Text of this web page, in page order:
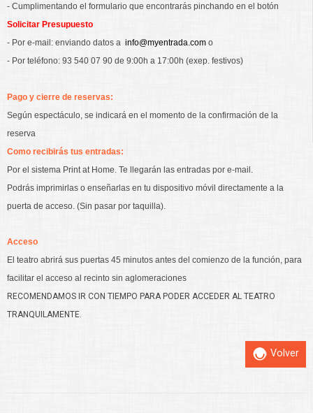
- Cumplimentando el formulario que encontrarás pinchando en el botón
Solicitar Presupuesto
- Por e-mail: enviando datos a info@myentrada.com o
- Por teléfono: 93 540 07 90 de 9:00h a 17:00h (exep. festivos)
Pago y cierre de reservas:
Según espectáculo, se indicará en el momento de la confirmación de la
reserva
Como recibirás tus entradas:
Por el sistema Print at Home. Te llegarán las entradas por e-mail.
Podrás imprimirlas o enseñarlas en tu dispositivo móvil directamente a la
puerta de acceso. (Sin pasar por taquilla).
Acceso
El teatro abrirá sus puertas 45 minutos antes del comienzo de la función, para
facilitar el acceso al recinto sin aglomeraciones
RECOMENDAMOS IR CON TIEMPO PARA PODER ACCEDER AL TEATRO
TRANQUILAMENTE.
Volver